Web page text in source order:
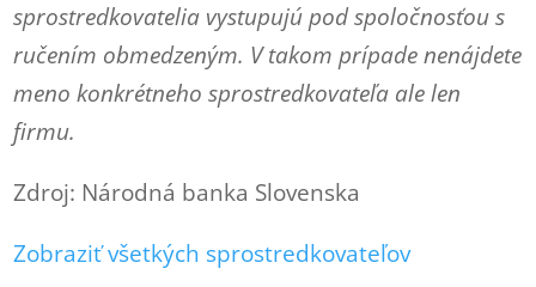
sprostredkovatelia vystupujú pod spoločnosťou s
ručením obmedzeným. V takom prípade nenájdete
meno konkrétneho sprostredkovateľa ale len
firmu.
Zdroj: Národná banka Slovenska
Zobraziť všetkých sprostredkovateľov